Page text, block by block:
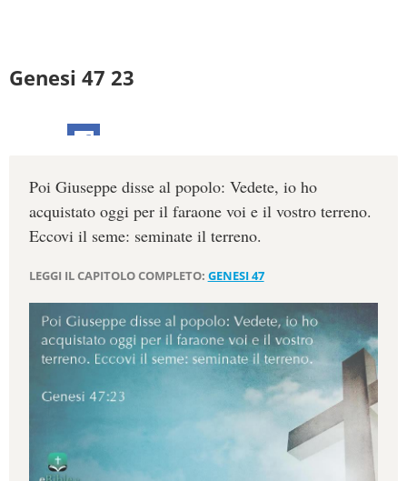
Genesi 47 23
Poi Giuseppe disse al popolo: Vedete, io ho
acquistato oggi per il faraone voi e il vostro terreno.
Eccovi il seme: seminate il terreno.
LEGGI IL CAPITOLO COMPLETO: GENESI 47